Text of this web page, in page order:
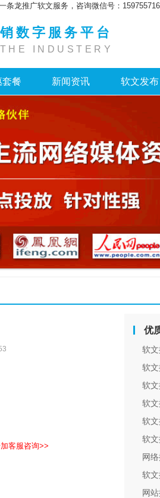
条龙推广软文服务，咨询微信号：
数字服务平台
INDUSTERY
套餐 新闻资讯 软文发布
客服咨询>>
优
软
些？
软
就
软
软
节
软
决定
软
网
忽视
软
力
网